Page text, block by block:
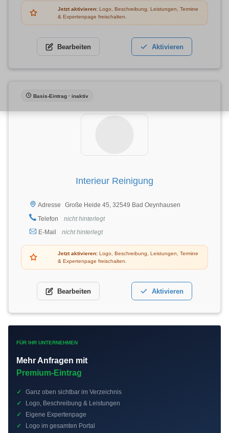
Jetzt aktivieren: Logo, Beschreibung, Leistungen, Termine
& Expertenpage freischalten.
Bearbeiten Aktivieren
Basis-Eintrag · inaktiv
Interieur Reinigung
Adresse
Große Heide 45, 32549 Bad Oeynhausen
Telefon
nicht hinterlegt
E-Mail
nicht hinterlegt
Jetzt aktivieren: Logo, Beschreibung, Leistungen, Termine
& Expertenpage freischalten.
Bearbeiten Aktivieren
FÜR IHR UNTERNEHMEN
Mehr Anfragen mit
Premium-Eintrag
✓
Ganz oben sichtbar im Verzeichnis
✓
Logo, Beschreibung & Leistungen
✓
Eigene Expertenpage
✓
Logo im gesamten Portal